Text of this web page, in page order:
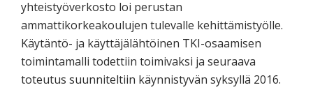
yhteistyöverkosto loi perustan
ammattikorkeakoulujen tulevalle kehittämistyölle.
Käytäntö- ja käyttäjälähtöinen TKI-osaamisen
toimintamalli todettiin toimivaksi ja seuraava
toteutus suunniteltiin käynnistyvän syksyllä 2016.